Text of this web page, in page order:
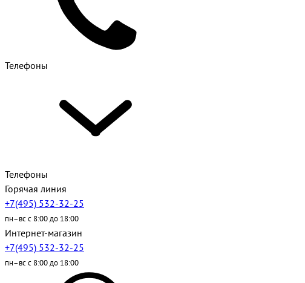
Телефоны
Телефоны
Горячая линия
+7(495) 532-32-25
пн–вс с 8:00 до 18:00
Интернет-магазин
+7(495) 532-32-25
пн–вс с 8:00 до 18:00